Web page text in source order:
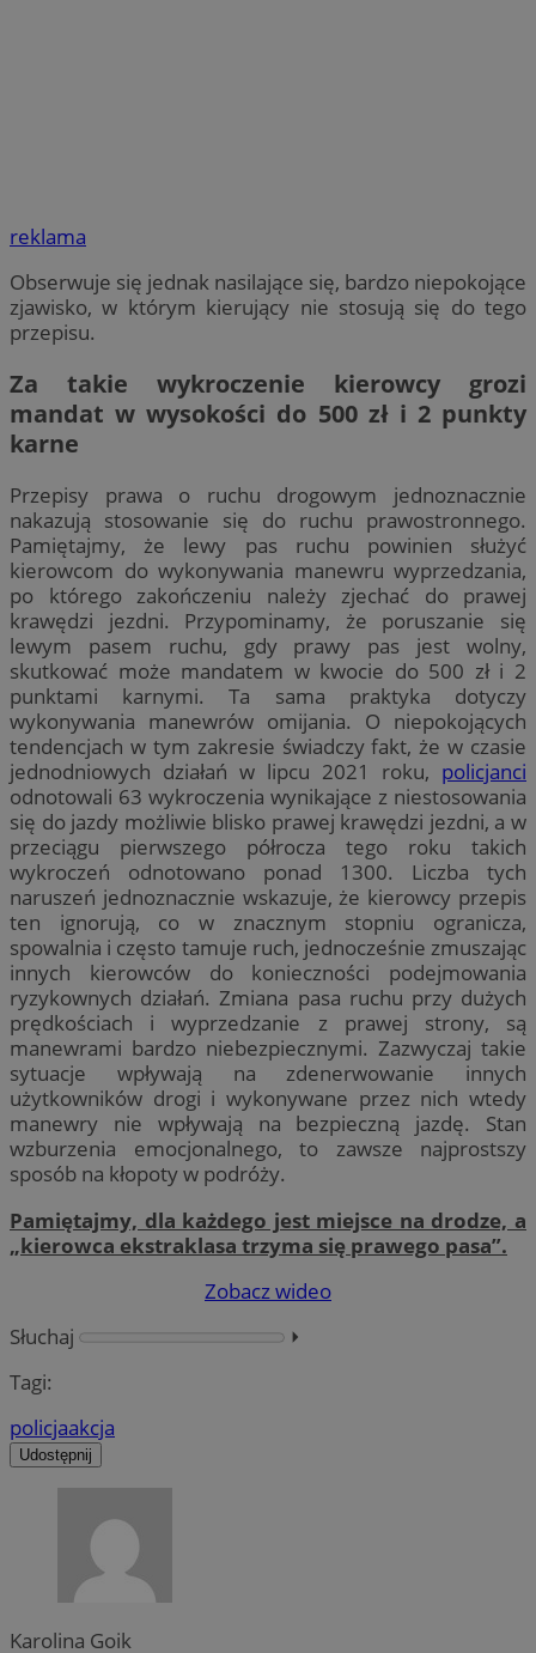
reklama
Obserwuje się jednak nasilające się, bardzo niepokojące
zjawisko, w którym kierujący nie stosują się do tego
przepisu.
Za takie wykroczenie kierowcy grozi
mandat w wysokości do 500 zł i 2 punkty
karne
Przepisy prawa o ruchu drogowym jednoznacznie
nakazują stosowanie się do ruchu prawostronnego.
Pamiętajmy, że lewy pas ruchu powinien służyć
kierowcom do wykonywania manewru wyprzedzania,
po którego zakończeniu należy zjechać do prawej
krawędzi jezdni. Przypominamy, że poruszanie się
lewym pasem ruchu, gdy prawy pas jest wolny,
skutkować może mandatem w kwocie do 500 zł i 2
punktami karnymi. Ta sama praktyka dotyczy
wykonywania manewrów omijania. O niepokojących
tendencjach w tym zakresie świadczy fakt, że w czasie
jednodniowych działań w lipcu 2021 roku, policjanci
odnotowali 63 wykroczenia wynikające z niestosowania
się do jazdy możliwie blisko prawej krawędzi jezdni, a w
przeciągu pierwszego półrocza tego roku takich
wykroczeń odnotowano ponad 1300. Liczba tych
naruszeń jednoznacznie wskazuje, że kierowcy przepis
ten ignorują, co w znacznym stopniu ogranicza,
spowalnia i często tamuje ruch, jednocześnie zmuszając
innych kierowców do konieczności podejmowania
ryzykownych działań. Zmiana pasa ruchu przy dużych
prędkościach i wyprzedzanie z prawej strony, są
manewrami bardzo niebezpiecznymi. Zazwyczaj takie
sytuacje wpływają na zdenerwowanie innych
użytkowników drogi i wykonywane przez nich wtedy
manewry nie wpływają na bezpieczną jazdę. Stan
wzburzenia emocjonalnego, to zawsze najprostszy
sposób na kłopoty w podróży.
Pamiętajmy, dla każdego jest miejsce na drodze, a
„kierowca ekstraklasa trzyma się prawego pasa”.
Zobacz wideo
Słuchaj
⏵︎
Tagi:
policjaakcja
Udostępnij
Karolina Goik